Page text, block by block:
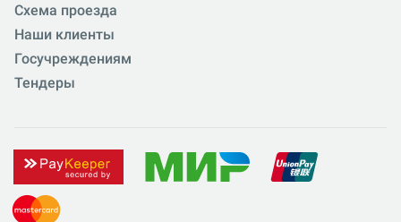
Схема проезда
Наши клиенты
Госучреждениям
Тендеры